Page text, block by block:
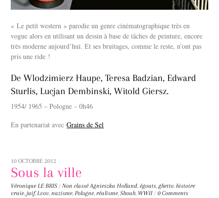
« Le petit western » parodie un genre cinématographique très en
vogue alors en utilisant un dessin à base de tâches de peinture, encore
très moderne aujourd’hui. Et ses bruitages, comme le reste, n’ont pas
pris une ride !
De Wlodzimierz Haupe, Teresa Badzian, Edward
Sturlis, Lucjan Dembinski, Witold Giersz.
1954/ 1965 – Pologne – 0h46
En partenariat avecGrains de Sel
10 OCTOBRE 2012
Sous la ville
Véronique LE BRIS / Non classé Agnieszka Holland,égouts,ghetto,histoire
vraie, juif,Lvov,nazisme,Pologne,réalisme,Shoah, WWII / 0 Comments